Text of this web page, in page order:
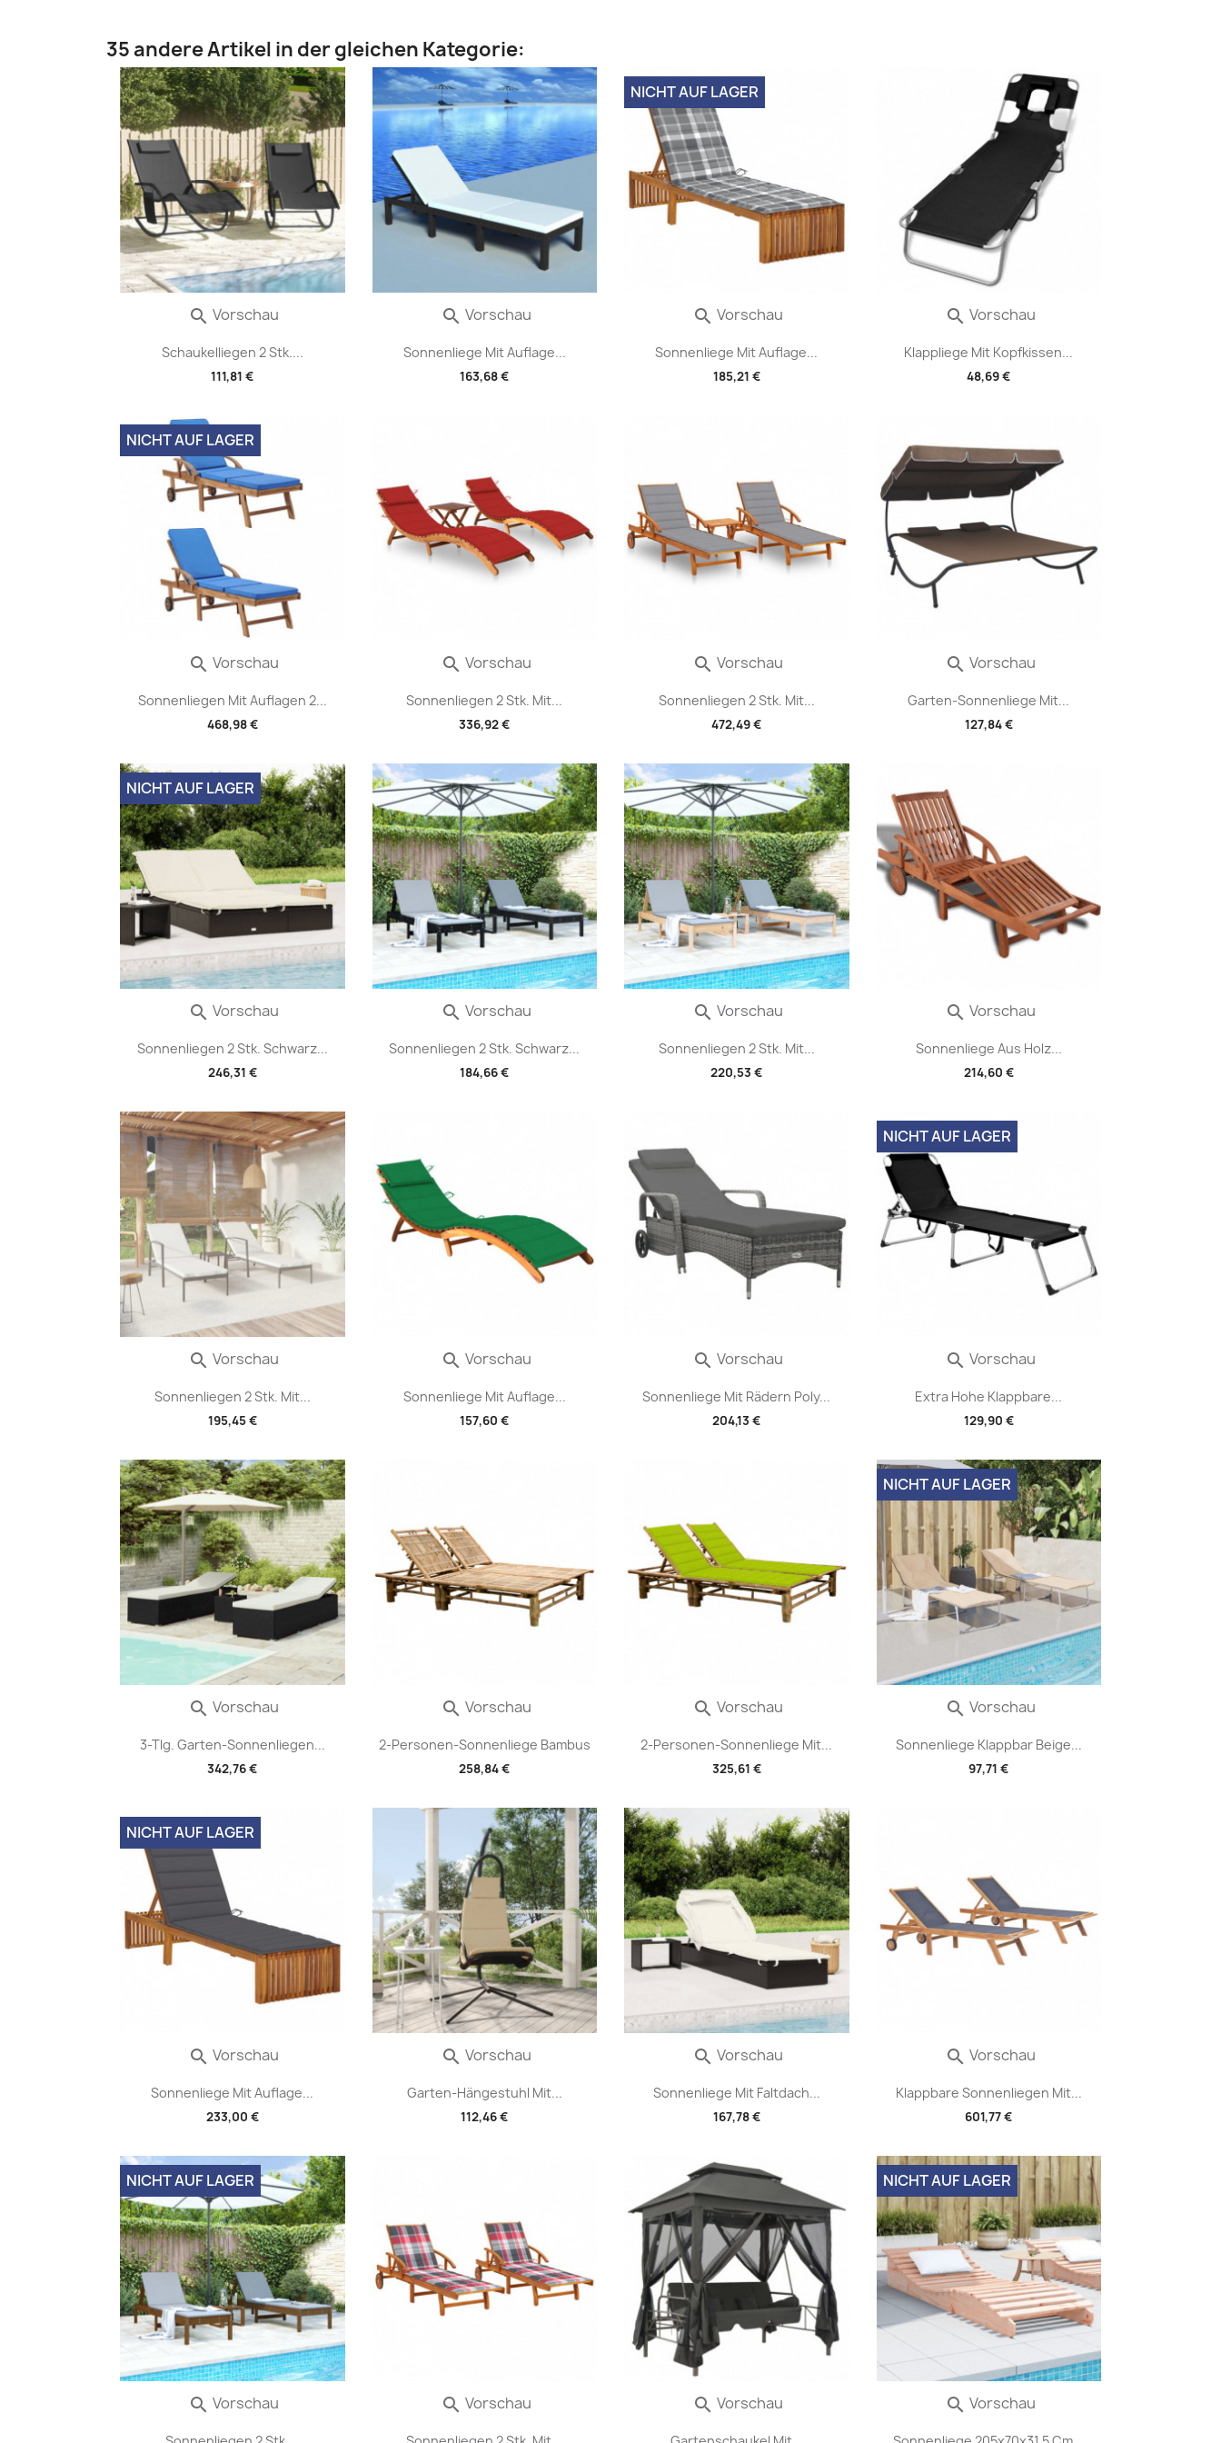
35 andere Artikel in der gleichen Kategorie:
Schaukelliegen 2 Stk....
111,81 €
 Vorschau
Sonnenliege Mit Auflage...
163,68 €
 Vorschau
Sonnenliege Mit Auflage...
185,21 €
NICHT AUF LAGER
 Vorschau
Klappliege Mit Kopfkissen...
48,69 €
 Vorschau
Sonnenliegen Mit Auflagen 2...
468,98 €
NICHT AUF LAGER
 Vorschau
Sonnenliegen 2 Stk. Mit...
336,92 €
 Vorschau
Sonnenliegen 2 Stk. Mit...
472,49 €
 Vorschau
Garten-Sonnenliege Mit...
127,84 €
 Vorschau
Sonnenliegen 2 Stk. Schwarz...
246,31 €
NICHT AUF LAGER
 Vorschau
Sonnenliegen 2 Stk. Schwarz...
184,66 €
 Vorschau
Sonnenliegen 2 Stk. Mit...
220,53 €
 Vorschau
Sonnenliege Aus Holz...
214,60 €
 Vorschau
Sonnenliegen 2 Stk. Mit...
195,45 €
 Vorschau
Sonnenliege Mit Auflage...
157,60 €
 Vorschau
Sonnenliege Mit Rädern Poly...
204,13 €
 Vorschau
Extra Hohe Klappbare...
129,90 €
NICHT AUF LAGER
 Vorschau
3-Tlg. Garten-Sonnenliegen...
342,76 €
 Vorschau
2-Personen-Sonnenliege Bambus
258,84 €
 Vorschau
2-Personen-Sonnenliege Mit...
325,61 €
 Vorschau
Sonnenliege Klappbar Beige...
97,71 €
NICHT AUF LAGER
 Vorschau
Sonnenliege Mit Auflage...
233,00 €
NICHT AUF LAGER
 Vorschau
Garten-Hängestuhl Mit...
112,46 €
 Vorschau
Sonnenliege Mit Faltdach...
167,78 €
 Vorschau
Klappbare Sonnenliegen Mit...
601,77 €
 Vorschau
NICHT AUF LAGER
 Vorschau  Vorschau  Vorschau
NICHT AUF LAGER
 Vorschau